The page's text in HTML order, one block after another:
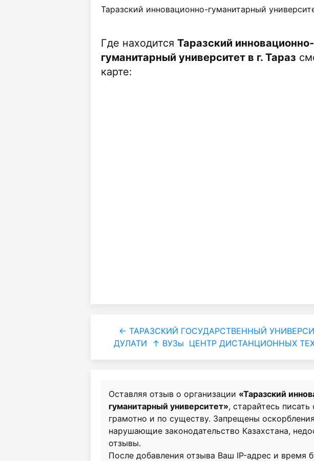
Таразский инновационно-гуманитарный
Где находится Таразский инновационно-
гуманитарный университет в г. Тараз
карте:
← ТАРАЗСКИЙ ГОСУДАРСТВЕННЫЙ
ДУЛАТИ
↑ ВУЗы ЦЕНТР ДИСТАНЦИОННЫХ
Оставляя отзыв о организации «Таразский
гуманитарный университет», старайтесь писать
грамотно и по существу. Запрещены
нарушающие законодательство Казахстана,
отзывы.
После добавления отзыва Ваш IP-адрес и время